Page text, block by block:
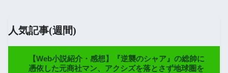
人気記事(週間)